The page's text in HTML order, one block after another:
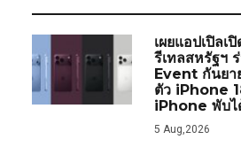
เผยแอปเปิลเ
รีเทลสหรัฐฯ
Event กันยา
ตัว iPhone
iPhone พับไ
5 Aug,2026